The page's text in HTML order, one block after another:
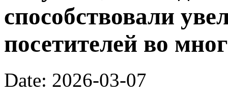
способствовали
посетителей во
Date: 2026-03-07